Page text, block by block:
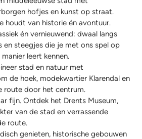
hofjes en kunst op straat.
houdt van historie én avontuur.
én vernieuwend: dwaal langs
en steegjes die je met ons spel op
leert kennen.
stad en natuur met
de hoek, modekwartier Klarendal en
route door het centrum.
fijn. Ontdek het Drents Museum,
van de stad en verrassende
route.
genieten, historische gebouwen